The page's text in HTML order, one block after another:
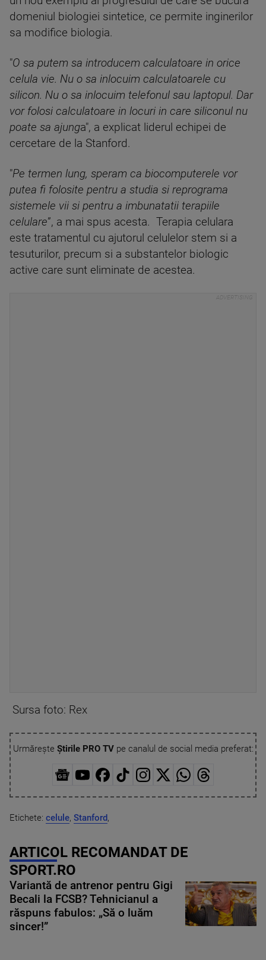
domeniul biologiei sintetice, ce permite inginerilor
sa modifice biologia.
"O sa putem sa introducem calculatoare in orice
celula vie. Nu o sa inlocuim calculatoarele cu
silicon. Nu o sa inlocuim telefonul sau laptopul. Dar
vor folosi calculatoare in locuri in care siliconul nu
poate sa ajunga", a explicat liderul echipei de
cercetare de la Stanford.
"Pe termen lung, speram ca biocomputerele vor
putea fi folosite pentru a studia si reprograma
sistemele vii si pentru a imbunatatii terapiile
celulare”, a mai spus acesta. Terapia celulara
este tratamentul cu ajutorul celulelor stem si a
tesuturilor, precum si a substantelor biologic
active care sunt eliminate de acestea.
Sursa foto: Rex
Urmărește Știrile PRO TVpe canalul de social media preferat:
Etichete: celule, Stanford,
ARTICOL RECOMANDAT DE
SPORT.RO
Variantă de antrenor pentru Gigi
Becali la FCSB? Tehnicianul a
răspuns fabulos: „Să o luăm
sincer!”